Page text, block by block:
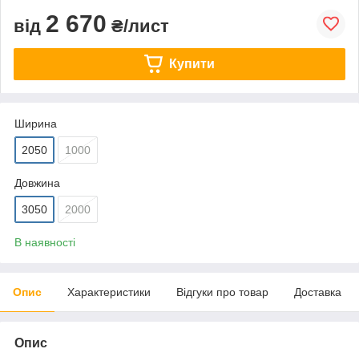
від 2 670 ₴/лист
Купити
Ширина
2050 1000
Довжина
3050 2000
В наявності
Опис Характеристики Відгуки про товар Доставка
Опис